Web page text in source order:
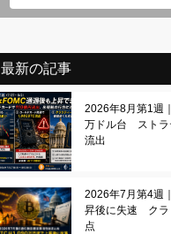
最新の記事
2026年8月第1週
万ドル台 ストラ
流出
2026年7月第4週
昇後に失速 クラ
点